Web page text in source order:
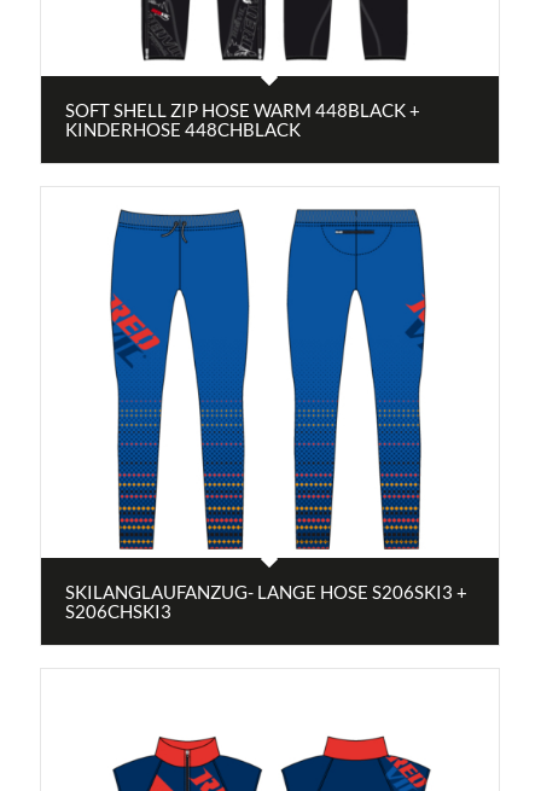
SOFT SHELL ZIP HOSE WARM 448BLACK +
KINDERHOSE 448CHBLACK
SKILANGLAUFANZUG- LANGE HOSE S206SKI3 +
S206CHSKI3